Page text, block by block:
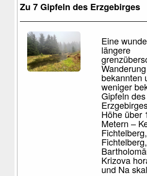
Zu 7 Gipfeln des Erzgebirges
Eine
längere
bekannten
weniger
Gipfeln des
Höhe über
Metern –
Fichtelberg,
Krizova
und Na